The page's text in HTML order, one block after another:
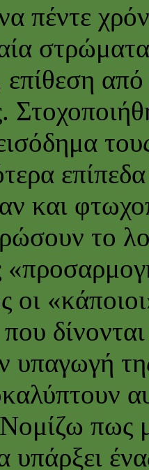
πέντε
και
το
υπαγωγή
Νομίζω
υπάρξει